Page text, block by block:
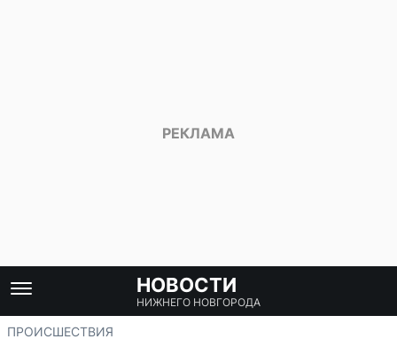
НОВОСТИ
НИЖНЕГО НОВГОРОДА
ПРОИСШЕСТВИЯ